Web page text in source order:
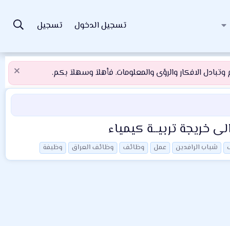
تسجيل الدخول تسجيل
الافكار والرؤى والمعلومات. فأهلاَ وسهلاَ بكم.
خريجة تربيــة كيمياء
شباب الرافدين عمل وظائف وظائف العراق وظيفة